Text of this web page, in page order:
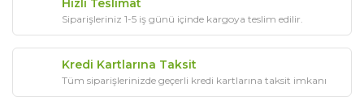
Hızlı Teslimat
Siparişleriniz 1-5 iş günü içinde kargoya teslim edilir.
Kredi Kartlarına Taksit
Tüm siparişlerinizde geçerli kredi kartlarına taksit imkanı